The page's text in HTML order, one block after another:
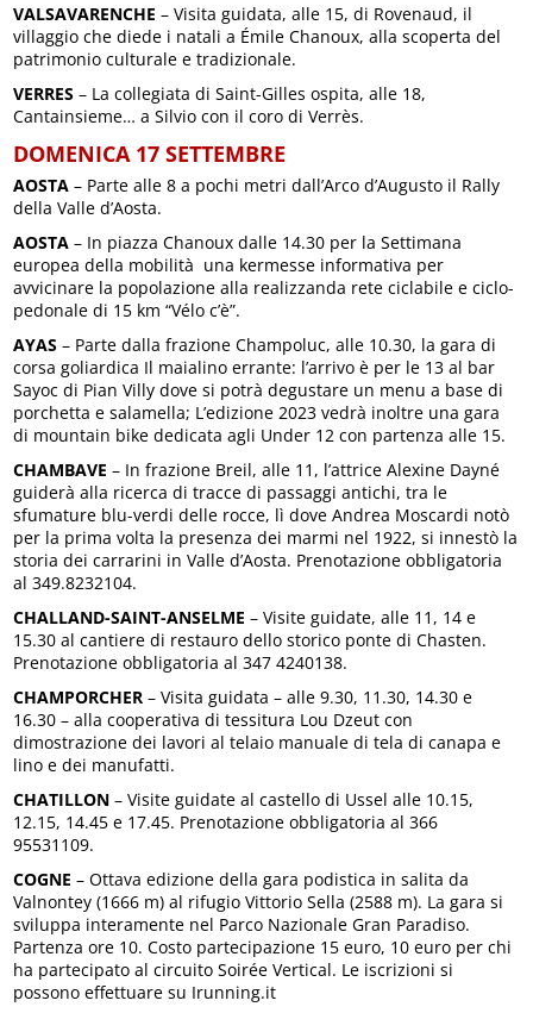
VALSAVARENCHE – Visita guidata, alle 15, di Rovenaud, il
villaggio che diede i natali a Émile Chanoux, alla scoperta del
patrimonio culturale e tradizionale.
VERRES – La collegiata di Saint-Gilles ospita, alle 18,
Cantainsieme… a Silvio con il coro di Verrès.
DOMENICA 17 SETTEMBRE
AOSTA – Parte alle 8 a pochi metri dall’Arco d’Augusto il Rally
della Valle d’Aosta.
AOSTA – In piazza Chanoux dalle 14.30 per la Settimana
europea della mobilità una kermesse informativa per
avvicinare la popolazione alla realizzanda rete ciclabile e ciclo-
pedonale di 15 km “Vélo c’è”.
AYAS – Parte dalla frazione Champoluc, alle 10.30, la gara di
corsa goliardica Il maialino errante: l’arrivo è per le 13 al bar
Sayoc di Pian Villy dove si potrà degustare un menu a base di
porchetta e salamella; L’edizione 2023 vedrà inoltre una gara
di mountain bike dedicata agli Under 12 con partenza alle 15.
CHAMBAVE – In frazione Breil, alle 11, l’attrice Alexine Dayné
guiderà alla ricerca di tracce di passaggi antichi, tra le
sfumature blu-verdi delle rocce, lì dove Andrea Moscardi notò
per la prima volta la presenza dei marmi nel 1922, si innestò la
storia dei carrarini in Valle d’Aosta. Prenotazione obbligatoria
al 349.8232104.
CHALLAND-SAINT-ANSELME – Visite guidate, alle 11, 14 e
15.30 al cantiere di restauro dello storico ponte di Chasten.
Prenotazione obbligatoria al 347 4240138.
CHAMPORCHER – Visita guidata – alle 9.30, 11.30, 14.30 e
16.30 – alla cooperativa di tessitura Lou Dzeut con
dimostrazione dei lavori al telaio manuale di tela di canapa e
lino e dei manufatti.
CHATILLON – Visite guidate al castello di Ussel alle 10.15,
12.15, 14.45 e 17.45. Prenotazione obbligatoria al 366
95531109.
COGNE – Ottava edizione della gara podistica in salita da
Valnontey (1666 m) al rifugio Vittorio Sella (2588 m). La gara si
sviluppa interamente nel Parco Nazionale Gran Paradiso.
Partenza ore 10. Costo partecipazione 15 euro, 10 euro per chi
ha partecipato al circuito Soirée Vertical. Le iscrizioni si
possono effettuare su Irunning.it